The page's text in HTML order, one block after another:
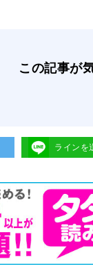
この記事が
ラインを